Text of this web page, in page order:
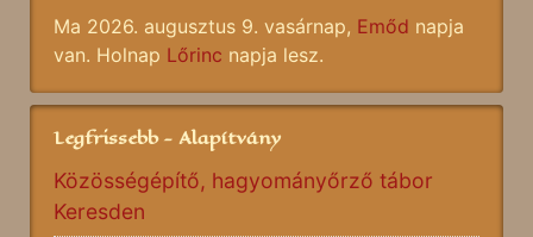
Ma 2026. augusztus 9. vasárnap, Emőd napja
van. Holnap Lőrinc napja lesz.
Legfrissebb - Alapítvány
Közösségépítő, hagyományőrző tábor
Keresden